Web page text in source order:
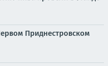
Приднестровском